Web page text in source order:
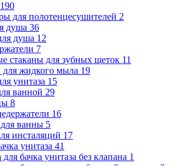
190
для полотенцесушителей 2
душа 36
душа 12
7
стаканы для зубных щеток 11
для жидкого мыла 19
унитаза 15
ванной 29
8
16
ванны 5
инсталяций 17
унитаза 41
бачка унитаза без клапана 1